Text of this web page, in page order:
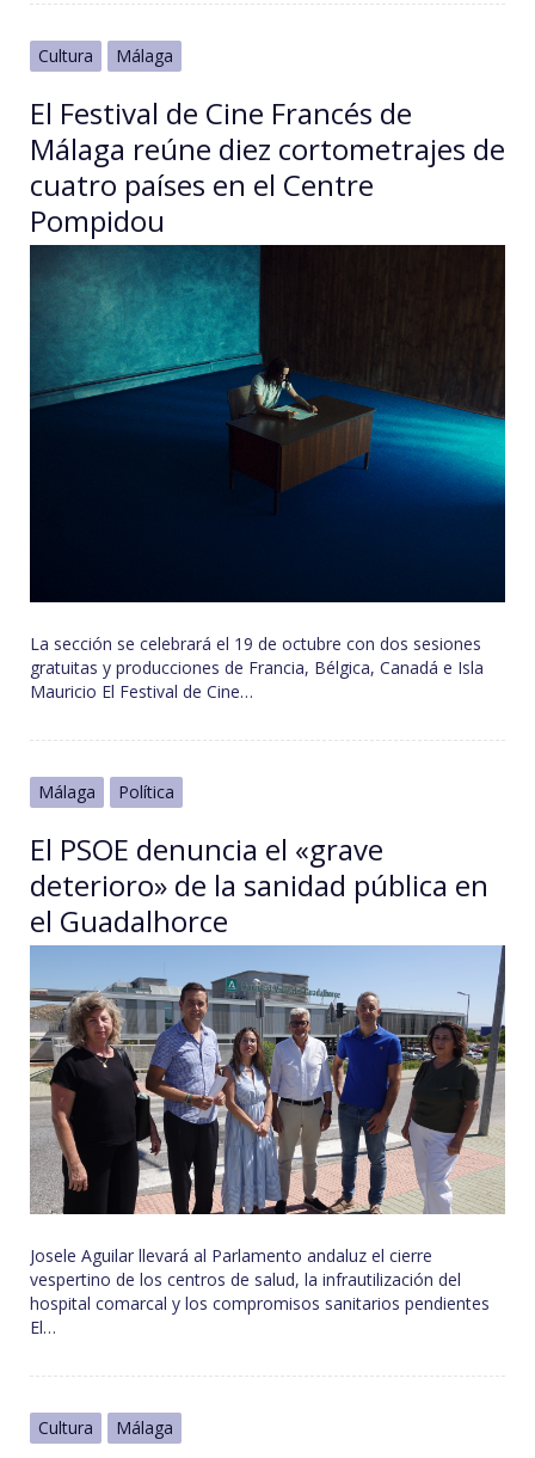
Cultura Málaga
El Festival de Cine Francés de
Málaga reúne diez cortometrajes de
cuatro países en el Centre
Pompidou
La sección se celebrará el 19 de octubre con dos sesiones
gratuitas y producciones de Francia, Bélgica, Canadá e Isla
Mauricio El Festival de Cine…
Málaga Política
El PSOE denuncia el «grave
deterioro» de la sanidad pública en
el Guadalhorce
Josele Aguilar llevará al Parlamento andaluz el cierre
vespertino de los centros de salud, la infrautilización del
hospital comarcal y los compromisos sanitarios pendientes
El…
Cultura Málaga